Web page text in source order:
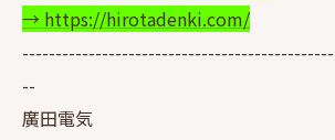
→ https://hirotadenki.com/
--
廣田電気